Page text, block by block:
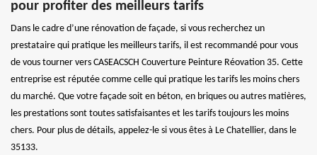
pour profiter des meilleurs tarifs
Dans le cadre d’une rénovation de façade, si vous recherchez un
prestataire qui pratique les meilleurs tarifs, il est recommandé pour vous
de vous tourner vers CASEACSCH Couverture Peinture Réovation 35. Cette
entreprise est réputée comme celle qui pratique les tarifs les moins chers
du marché. Que votre façade soit en béton, en briques ou autres matières,
les prestations sont toutes satisfaisantes et les tarifs toujours les moins
chers. Pour plus de détails, appelez-le si vous êtes à Le Chatellier, dans le
35133.